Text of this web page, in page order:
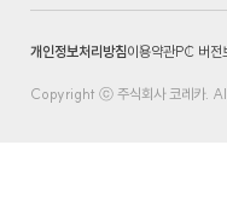
개인정보처리방침이용약관PC 버전
Copyright ⓒ 주식회사 코레카.